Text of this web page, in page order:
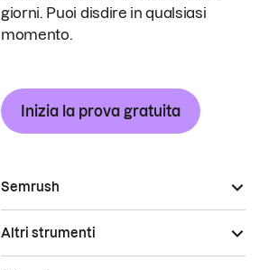
giorni. Puoi disdire in qualsiasi
momento.
Inizia la prova gratuita
Semrush
Altri strumenti